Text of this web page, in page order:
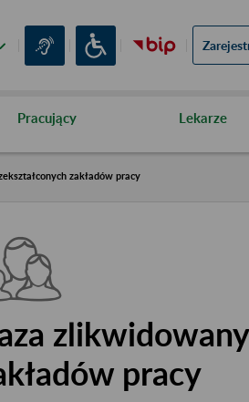
Pracujący Lekarze
zakładów pracy
pracy